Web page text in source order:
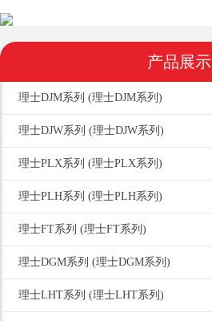
产品展示
理士DJM系列 (理士DJM系列)
理士DJW系列 (理士DJW系列)
理士PLX系列 (理士PLX系列)
理士PLH系列 (理士PLH系列)
理士FT系列 (理士FT系列)
理士DGM系列 (理士DGM系列)
理士LHT系列 (理士LHT系列)